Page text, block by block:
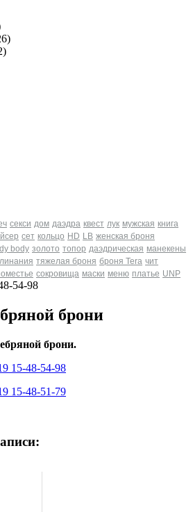
секси дом даэдра квест лук мужская книга
сет кольцо HD LB женская броня
body золото топор даэдрическая манекены
тяжелая броня броня Tera чит
сокровища маски меню платье UNP
брони
брони.